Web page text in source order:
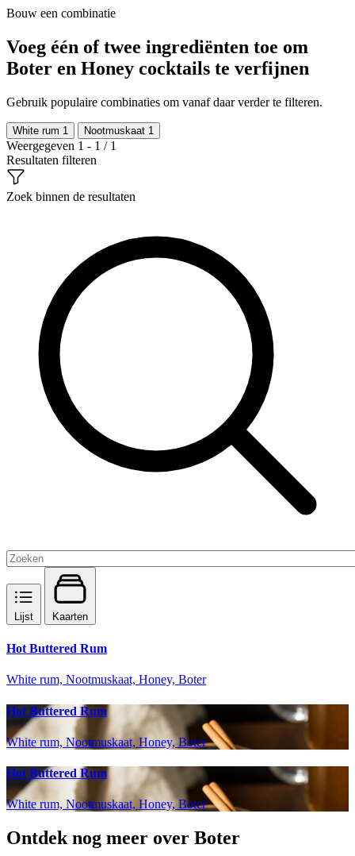
Bouw een combinatie
Voeg één of twee ingrediënten toe om
Boter en Honey cocktails te verfijnen
Gebruik populaire combinaties om vanaf daar verder te filteren.
White rum 1 Nootmuskaat 1
Weergegeven 1 - 1 / 1
Resultaten filteren
Zoek binnen de resultaten
Lijst Kaarten
Hot Buttered Rum
White rum, Nootmuskaat, Honey, Boter
Hot Buttered Rum
White rum, Nootmuskaat, Honey, Boter
Hot Buttered Rum
White rum, Nootmuskaat, Honey, Boter
Ontdek nog meer over Boter